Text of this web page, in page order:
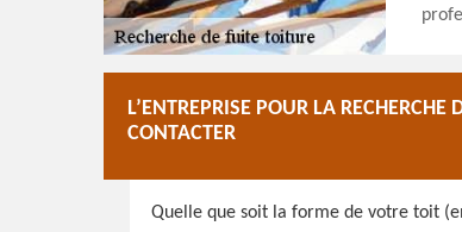
L’ENTREPRISE POUR LA
CONTACTER
Quelle que soit la forme de votre toit